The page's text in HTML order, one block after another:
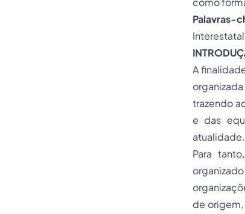
Palavras-
A
trazendo
e das
atualidade.
Para
de